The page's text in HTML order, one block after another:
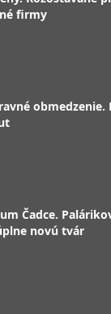
firmy
obmedzenie.
Čadce.
novú tvár